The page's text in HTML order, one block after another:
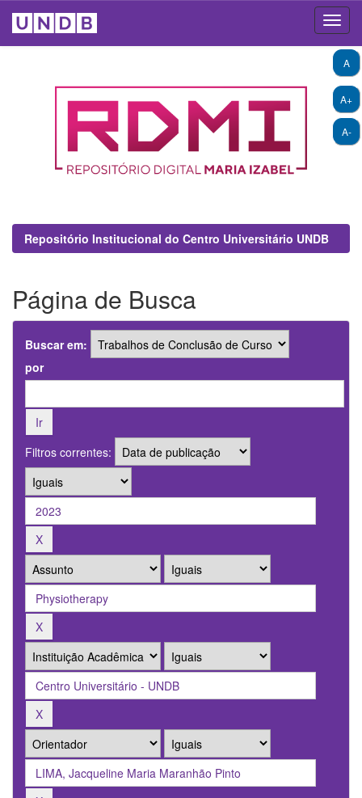
A+
A-
A
Repositório Institucional do Centro Universitário UNDB
Página de Busca
Buscar em:
por
Filtros correntes: